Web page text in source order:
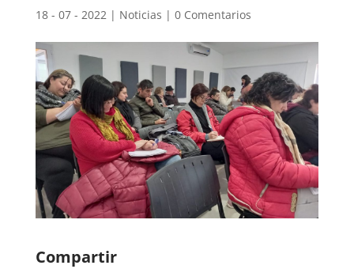
18 - 07 - 2022 | Noticias | 0 Comentarios
Compartir